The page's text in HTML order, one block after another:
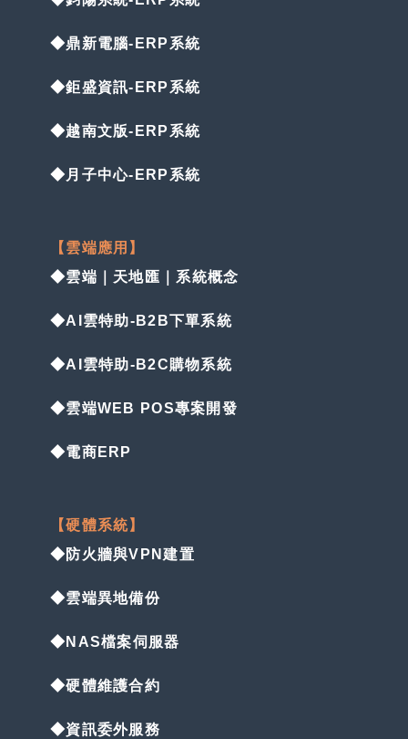
◆鼎新電腦-ERP系統
◆鉅盛資訊-ERP系統
◆越南文版-ERP系統
◆月子中心-ERP系統
【雲端應用】
◆雲端｜天地匯｜系統概念
◆AI雲特助-B2B下單系統
◆AI雲特助-B2C購物系統
◆雲端WEB POS專案開發
◆電商ERP
【硬體系統】
◆防火牆與VPN建置
◆雲端異地備份
◆NAS檔案伺服器
◆硬體維護合約
◆資訊委外服務